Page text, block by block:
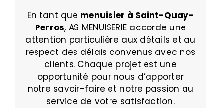
En tant que menuisier à Saint-Quay-
Perros, AS MENUISERIE accorde une
attention particulière aux détails et au
respect des délais convenus avec nos
clients. Chaque projet est une
opportunité pour nous d’apporter
notre savoir-faire et notre passion au
service de votre satisfaction.